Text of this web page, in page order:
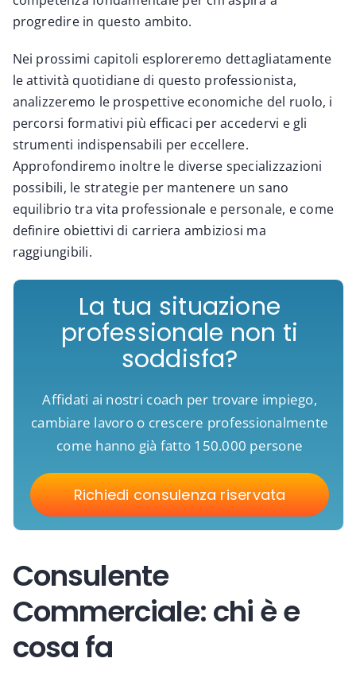
progredire in questo ambito.
Nei prossimi capitoli esploreremo dettagliatamente
le attività quotidiane di questo professionista,
analizzeremo le prospettive economiche del ruolo, i
percorsi formativi più efficaci per accedervi e gli
strumenti indispensabili per eccellere.
Approfondiremo inoltre le diverse specializzazioni
possibili, le strategie per mantenere un sano
equilibrio tra vita professionale e personale, e come
definire obiettivi di carriera ambiziosi ma
raggiungibili.
La tua situazione
professionale non ti
soddisfa?
Affidati ai nostri coach per trovare impiego,
cambiare lavoro o crescere professionalmente
come hanno già fatto 150.000 persone
Richiedi consulenza riservata
Consulente
Commerciale: chi è e
cosa fa